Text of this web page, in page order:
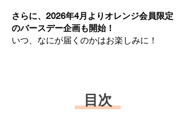
さらに、2026年4月よりオレンジ会員限定
のバースデー企画も開始！
いつ、なにが届くのかはお楽しみに！
​目次